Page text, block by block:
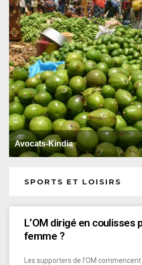
Ballets africains
SPORTS ET LOISIRS
L’OM dirigé en coulisses
femme ?
Les supporters de l’OM